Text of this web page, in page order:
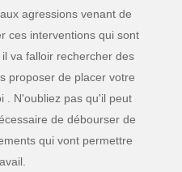
agressions venant de
ces interventions qui sont
va falloir rechercher des
proposer de placer votre
. N'oubliez pas qu'il peut
de débourser de
qui vont permettre